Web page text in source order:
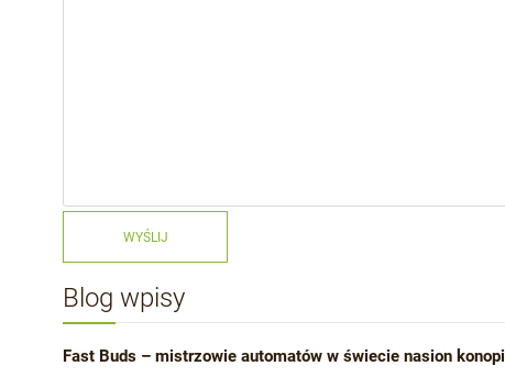
WYŚLIJ
Blog wpisy
Fast Buds – mistrzowie automatów w świecie nasion konopi